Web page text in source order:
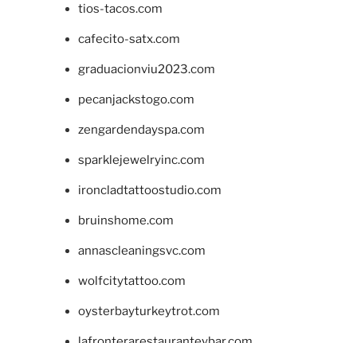
tios-tacos.com
cafecito-satx.com
graduacionviu2023.com
pecanjackstogo.com
zengardendayspa.com
sparklejewelryinc.com
ironcladtattoostudio.com
bruinshome.com
annascleaningsvc.com
wolfcitytattoo.com
oysterbayturkeytrot.com